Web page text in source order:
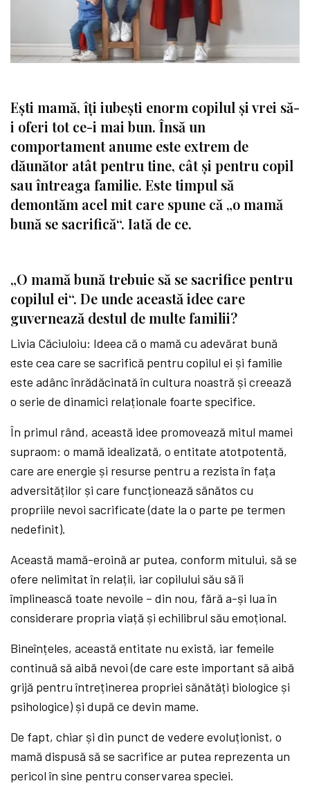
Ești mamă, îți iubești enorm copilul și vrei să-
i oferi tot ce-i mai bun. Însă un
comportament anume este extrem de
dăunător atât pentru tine, cât și pentru copil
sau întreaga familie. Este timpul să
demontăm acel mit care spune că „o mamă
bună se sacrifică“. Iată de ce.
„O mamă bună trebuie să se sacrifice pentru
copilul ei“. De unde această idee care
guvernează destul de multe familii?
Livia Căciuloiu: Ideea că o mamă cu adevărat bună
este cea care se sacrifică pentru copilul ei și familie
este adânc înrădăcinată în cultura noastră și creează
o serie de dinamici relaționale foarte specifice.
În primul rând, această idee promovează mitul mamei
supraom: o mamă idealizată, o entitate atotpotentă,
care are energie și resurse pentru a rezista în fața
adversităților și care funcționează sănătos cu
propriile nevoi sacrificate (date la o parte pe termen
nedefinit).
Această mamă-eroină ar putea, conform mitului, să se
ofere nelimitat în relații, iar copilului său să îi
împlinească toate nevoile – din nou, fără a-și lua în
considerare propria viață și echilibrul său emoțional.
Bineînțeles, această entitate nu există, iar femeile
continuă să aibă nevoi (de care este important să aibă
grijă pentru întreținerea propriei sănătăți biologice și
psihologice) și după ce devin mame.
De fapt, chiar și din punct de vedere evoluționist, o
mamă dispusă să se sacrifice ar putea reprezenta un
pericol în sine pentru conservarea speciei.